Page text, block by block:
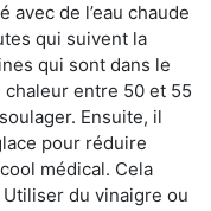
avec de l’eau chaude
qui suivent la
qui sont dans le
chaleur entre 50 et 55
Ensuite, il
pour réduire
médical. Cela
du vinaigre ou